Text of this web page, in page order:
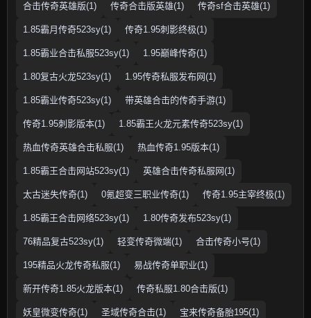
合击传奇英雄版(1) 传奇合击版英雄(1) 传奇sf合击英雄(1)
1.85霸月传奇523sy(1) 传奇1.95刺影终极(1)
1.85霸业合击私服523sy(1) 1.95巅峰传奇(1)
1.80复古火龙523sy(1) 1.95传奇私服发布网(1)
1.85霸业传奇523sy(1) 带英雄合击的传奇手游(1)
传奇1.95刺影版本(1) 1.85霸王火龙元素传奇523sy(1)
热血传奇英雄合击私服(1) 热血传奇1.95版本(1)
1.85霸王合击网站523sy(1) 英雄合击传奇私服网(1)
太古迷失传奇(1) 0氪超变三职业传奇(1) 传奇1.95主宰终极(1)
1.85霸王合击网络523sy(1) 1.80传奇发布523sy(1)
76精品复古523sy(1) 轻变传奇微端(1) 合击传奇小号(1)
195精品火龙传奇私服(1) 易战传奇单职业(1)
新开传奇1.85火龙版本(1) 传奇私服1.80合击版(1)
妖皇微变传奇(1) 圣域传奇合击(1) 宝来传奇备胎195(1)